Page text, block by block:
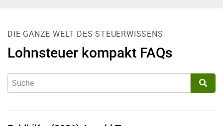
DIE GANZE WELT DES STEUERWISSENS
Lohnsteuer kompakt FAQs